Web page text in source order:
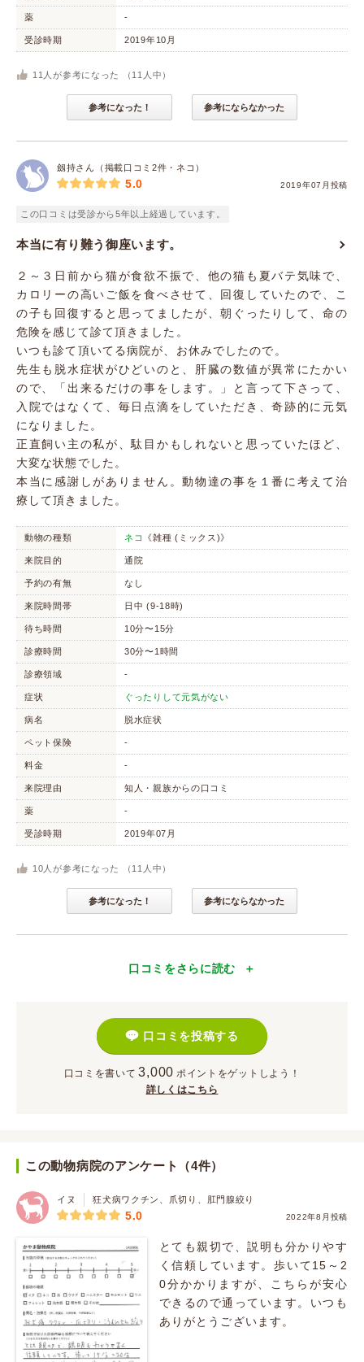
薬 -
受診時期 2019年10月
11 人が参考になった （ 11 人中）
参考になった！ 参考にならなかった
劔持さん（掲載口コミ2件・ネコ）
2019年07月投稿
5.0
この口コミは受診から5年以上経過しています。
本当に有り難う御座います。
２～３日前から猫が食欲不振で、他の猫も夏バテ気味で、
カロリーの高いご飯を食べさせて、回復していたので、こ
の子も回復すると思ってましたが、朝ぐったりして、命の
危険を感じて診て頂きました。
いつも診て頂いてる病院が、お休みでしたので。
先生も脱水症状がひどいのと、肝臓の数値が異常にたかい
ので、「出来るだけの事をします。」と言って下さって、
入院ではなくて、毎日点滴をしていただき、奇跡的に元気
になりました。
正直飼い主の私が、駄目かもしれないと思っていたほど、
大変な状態でした。
本当に感謝しがありません。動物達の事を１番に考えて治
療して頂きました。
動物の種類 ネコ 《雑種 (ミックス)》
来院目的 通院
予約の有無 なし
来院時間帯 日中 (9-18時)
待ち時間 10分〜15分
診療時間 30分〜1時間
診療領域 -
症状 ぐったりして元気がない
病名 脱水症状
ペット保険 -
料金 -
来院理由 知人・親族からの口コミ
薬 -
受診時期 2019年07月
10 人が参考になった （ 11 人中）
参考になった！ 参考にならなかった
口コミをさらに読む
口コミを投稿する
口コミを書いて 3,000 ポイント をゲットしよう！
詳しくはこちら
この動物病院のアンケート（4件）
イヌ 狂犬病ワクチン、爪切り、肛門腺絞り
2022年8月投稿
5.0
とても親切で、説明も分かりやす
く信頼しています。歩いて15～2
0分かかりますが、こちらが安心
できるので通っています。いつも
ありがとうございます。